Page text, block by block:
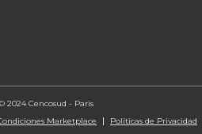
2024 Cencosud - Paris
Marketplace Políticas de Privacidad